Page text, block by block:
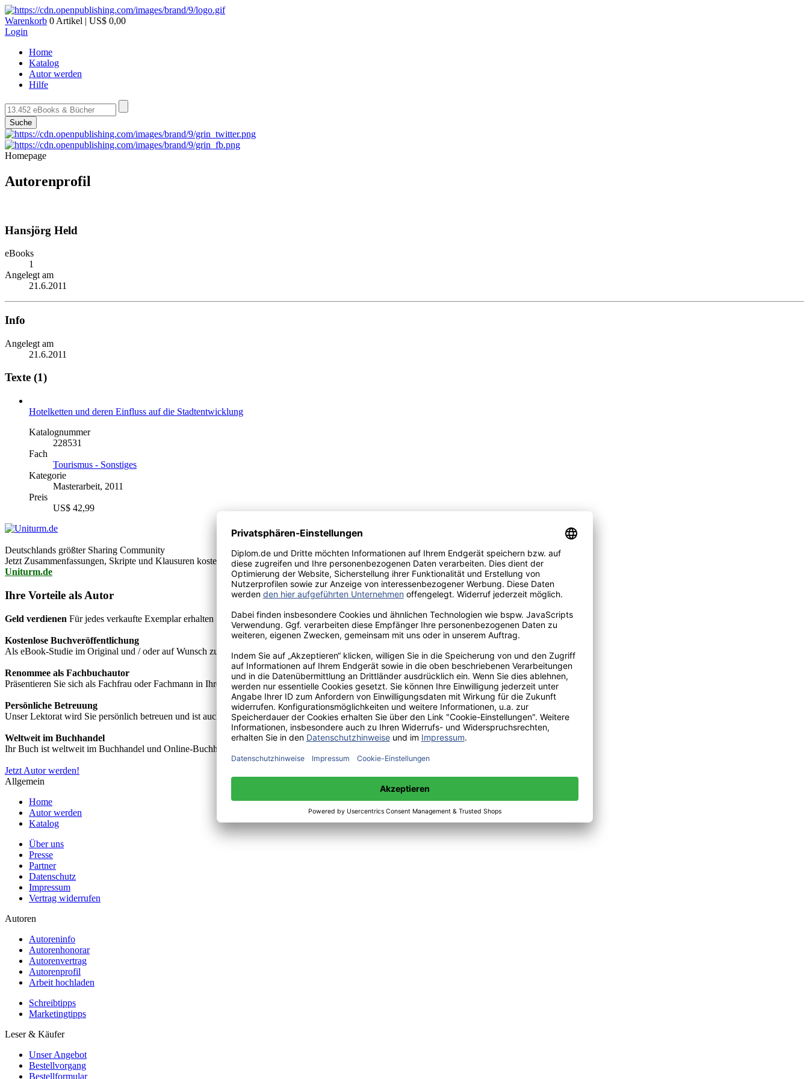
Warenkorb 0 Artikel | US$ 0,00
Login
Home
Katalog
Autor werden
Hilfe
Suche
Homepage
Autorenprofil
Hansjörg Held
eBooks
1
Angelegt am
21.6.2011
Info
Angelegt am
21.6.2011
Texte (1)
Hotelketten und deren Einfluss auf die Stadtentwicklung
Katalognummer
228531
Fach
Tourismus - Sonstiges
Kategorie
Masterarbeit, 2011
Preis
US$ 42,99
Deutschlands größter Sharing Community
Jetzt Zusammenfassungen, Skripte und Klausuren kostenlos downloaden!
Uniturm.de
Ihre Vorteile als Autor
Geld verdienen Für jedes verkaufte Exemplar erhalten Sie Autorenhonorar - bis zu 40%.
Kostenlose Buchveröffentlichung
Als eBook-Studie im Original und / oder auf Wunsch zusätzlich als hochwertiges Fachbuch in unserem renommierten Buchverlag.
Renommee als Fachbuchautor
Präsentieren Sie sich als Fachfrau oder Fachmann in Ihrem Fachgebiet und machen Sie sich bekannt.
Persönliche Betreuung
Unser Lektorat wird Sie persönlich betreuen und ist auch telefonisch unter +49(0)176-85996762 erreichbar.
Weltweit im Buchhandel
Ihr Buch ist weltweit im Buchhandel und Online-Buchhandel wie z.B. amazon erhältlich.
Jetzt Autor werden!
Allgemein
Home
Autor werden
Katalog
Über uns
Presse
Partner
Datenschutz
Impressum
Vertrag widerrufen
Autoren
Autoreninfo
Autorenhonorar
Autorenvertrag
Autorenprofil
Arbeit hochladen
Schreibtipps
Marketingtipps
Leser & Käufer
Unser Angebot
Bestellvorgang
Bestellformular